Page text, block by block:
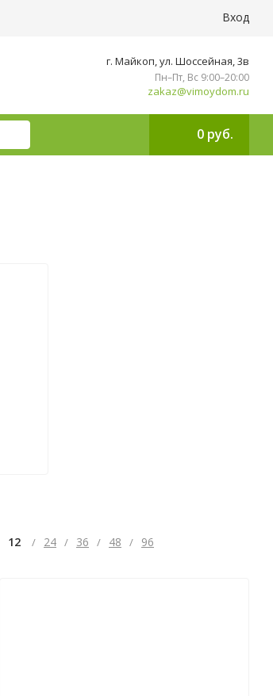
Вход
г. Майкоп, ул. ​Шоссейная, 3в
Пн–Пт, Вс 9:00–20:00
zakaz@vimoydom.ru
0 руб.
12 / 24 / 36 / 48 / 96